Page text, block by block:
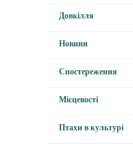
Довкілля
Новини
Спостереження
Місцевості
Птахи в культурі